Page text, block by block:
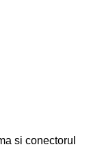
si conectorul